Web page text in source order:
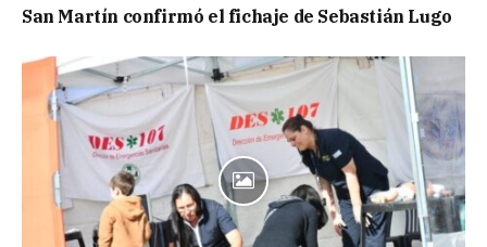
San Martín confirmó el fichaje de Sebastián Lugo